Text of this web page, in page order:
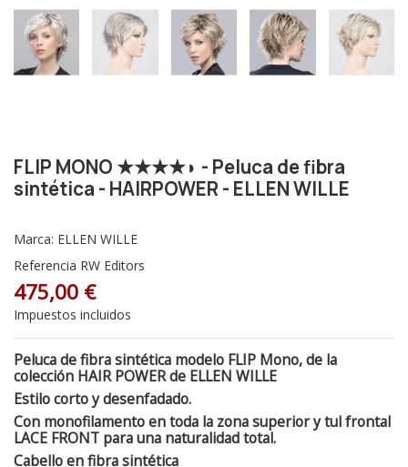
FLIP MONO ★★★★◗ - Peluca de fibra
sintética - HAIRPOWER - ELLEN WILLE
Marca: ELLEN WILLE
Referencia RW Editors
475,00 €
Impuestos incluidos
Peluca de fibra sintética modelo FLIP Mono, de la
colección HAIR POWER de ELLEN WILLE
Estilo corto y desenfadado.
Con monofilamento en toda la zona superior y tul frontal
LACE FRONT para una naturalidad total.
Cabello en fibra sintética